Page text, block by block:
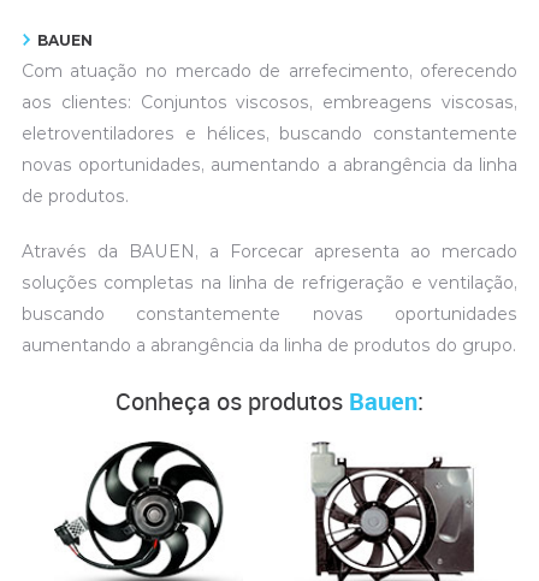
BAUEN
Com atuação no mercado de arrefecimento, oferecendo
aos clientes: Conjuntos viscosos, embreagens viscosas,
eletroventiladores e hélices, buscando constantemente
novas oportunidades, aumentando a abrangência da linha
de produtos.
Através da BAUEN, a Forcecar apresenta ao mercado
soluções completas na linha de refrigeração e ventilação,
buscando constantemente novas oportunidades
aumentando a abrangência da linha de produtos do grupo.
Conheça os produtos Bauen: